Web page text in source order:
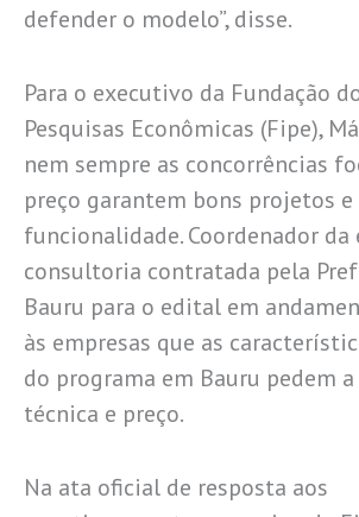
defender o modelo”, disse.
Para o executivo da Fundação
Pesquisas Econômicas (Fipe),
nem sempre as concorrências
preço garantem bons projetos e
funcionalidade. Coordenador da
consultoria contratada pela
Bauru para o edital em
às empresas que as
do programa em Bauru pedem
técnica e preço.
Na ata oficial de resposta aos